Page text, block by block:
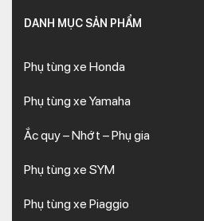
DANH MỤC SẢN PHẨM
Phụ tùng xe Honda
Phụ tùng xe Yamaha
Ắc quy – Nhớt – Phụ gia
Phụ tùng xe SYM
Phụ tùng xe Piaggio